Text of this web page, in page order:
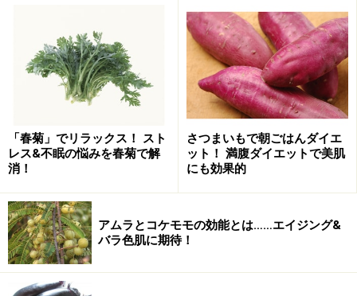
となるヨードや各種ビタミン・ミネラルなどが含まれて
います。
しかし、髪の大半の成分はなんと、ケラチンと呼ばれる
たんぱく質！ たんぱく質には髪のダメージを補修する効
果があるのでオススメです。だからといってたんぱく質
ばかりを摂るのではなく、バランスの良い食事を一番に
たんぱく質で丈夫な爪作り
「春菊」でリラックス！ スト
レス&不眠の悩みを春菊で解
消！
さつまいもで朝ごはんダイエ
ット！ 満腹ダイエットで美肌
にも効果的
アムラとコケモモの効能とは……エイジング&
バラ色肌に期待！